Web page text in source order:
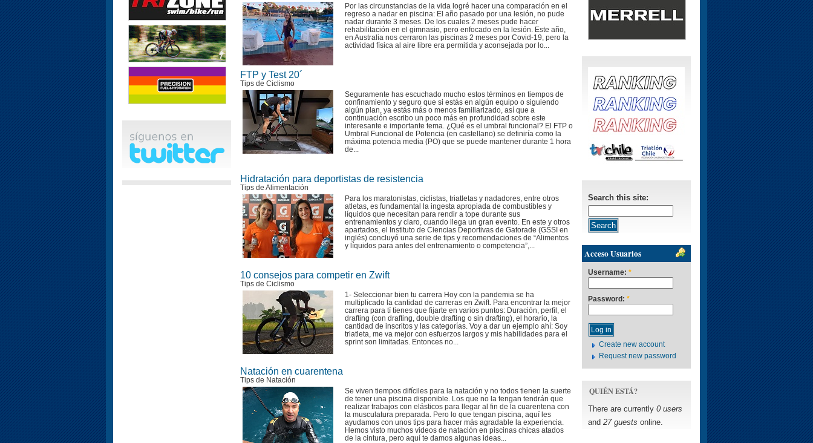
Por las circunstancias de la vida logré hacer una comparación en el
regreso a nadar en piscina: El año pasado por una lesión, no pude
nadar durante 3 meses. De los cuales 2 meses pude hacer
rehabilitación en el gimnasio, pero enfocado en la lesión. Este año,
en Australia nos cerraron las piscinas 2 meses por Covid-19, pero la
actividad física al aire libre era permitida y aconsejada por lo...
FTP y Test 20´
Tips de Ciclismo
Seguramente has escuchado mucho estos términos en tiempos de
confinamiento y seguro que si estás en algún equipo o siguiendo
algún plan, ya estás más o menos familiarizado, así que a
continuación escribo un poco más en profundidad sobre este
interesante e importante tema. ¿Qué es el umbral funcional? El FTP o
Umbral Funcional de Potencia (en castellano) se definiría como la
máxima potencia media (PO) que se puede mantener durante 1 hora
de...
Hidratación para deportistas de resistencia
Tips de Alimentación
Para los maratonistas, ciclistas, triatletas y nadadores, entre otros
atletas, es fundamental la ingesta apropiada de combustibles y
líquidos que necesitan para rendir a tope durante sus
entrenamientos y claro, cuando llega un gran evento. En este y otros
apartados, el Instituto de Ciencias Deportivas de Gatorade (GSSI en
inglés) concluyó una serie de tips y recomendaciones de “Alimentos
y líquidos para antes del entrenamiento o competencia”,...
10 consejos para competir en Zwift
Tips de Ciclismo
1- Seleccionar bien tu carrera Hoy con la pandemia se ha
multiplicado la cantidad de carreras en Zwift. Para encontrar la mejor
carrera para tí tienes que fijarte en varios puntos: Duración, perfil, el
drafting (con drafting, double drafting o sin drafting), el horario, la
cantidad de inscritos y las categorías. Voy a dar un ejemplo ahí: Soy
triatleta, me va mejor con esfuerzos largos y mis habilidades para el
sprint son limitadas. Entonces no...
Natación en cuarentena
Tips de Natación
Se viven tiempos difíciles para la natación y no todos tienen la suerte
de tener una piscina disponible. Los que no la tengan tendrán que
realizar trabajos con elásticos para llegar al fin de la cuarentena con
la musculatura preparada. Pero lo que tengan piscina, aquí les
ayudamos con unos tips para hacer más agradable la experiencia.
Hemos visto muchos videos de natación en piscinas chicas atados
de la cintura, pero aquí te damos algunas ideas...
Search this site:
Acceso Usuarios
Username: *
Password: *
Create new account
Request new password
QUIÉN ESTÁ?
There are currently 0 users
and 27 guests online.